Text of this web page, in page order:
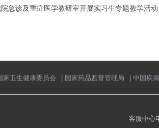
院急诊及重症医学教研室开展实习生专题教学活动
家卫生健康委员会 国家药品监督管理局 中国疾
客服中心